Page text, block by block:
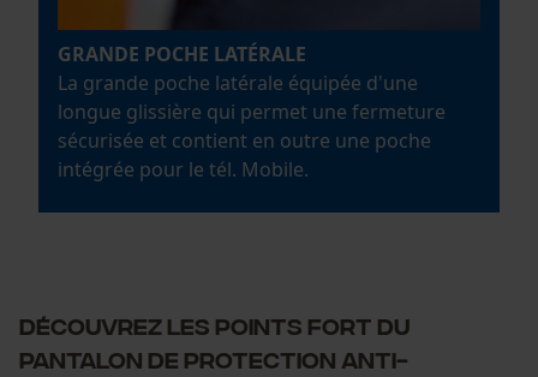
GRANDE POCHE LATÉRALE
La grande poche latérale équipée d'une
longue glissière qui permet une fermeture
sécurisée et contient en outre une poche
intégrée pour le tél. Mobile.
DÉCOUVREZ LES POINTS FORT DU
PANTALON DE PROTECTION ANTI-